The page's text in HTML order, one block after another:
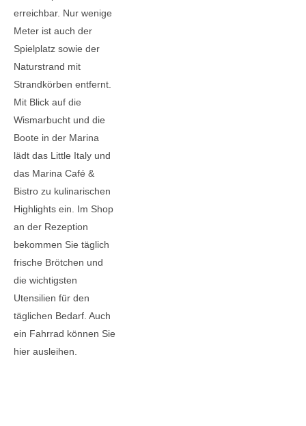
erreichbar. Nur wenige
Meter ist auch der
Spielplatz sowie der
Naturstrand mit
Strandkörben entfernt.
Mit Blick auf die
Wismarbucht und die
Boote in der Marina
lädt das Little Italy und
das Marina Café &
Bistro zu kulinarischen
Highlights ein. Im Shop
an der Rezeption
bekommen Sie täglich
frische Brötchen und
die wichtigsten
Utensilien für den
täglichen Bedarf. Auch
ein Fahrrad können Sie
hier ausleihen.